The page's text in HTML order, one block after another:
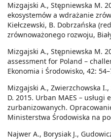
Mizgajski A., Stępniewska M.
ekosystemów a wdrażanie
Kiełczewski, B. Dobrzańska
zrównoważonego rozwoju,
Mizgajski A., Stępniewska M.
assessment for Poland –
Ekonomia i Środowisko, 42:
Mizgajski A., Zwierzchowska
D. 2015. Urban MAES – usługi
zurbanizowanych.
Ministerstwa Środowiska na
Najwer A., Borysiak J.,